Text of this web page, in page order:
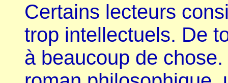
Certains lecteurs
trop intellectuels. De
à beaucoup de